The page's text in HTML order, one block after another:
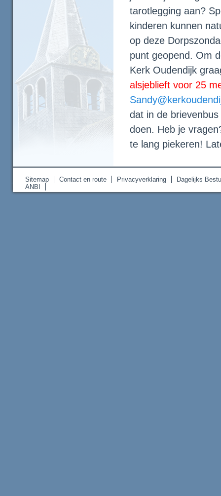
tarotlegging aan?
kinderen kunnen
op deze
punt geopend. Om
Kerk Oudendijk
alsjeblieft voor 25
dat in de
doen. Heb je
te lang piekeren!
Sitemap Contact en route Privacyverklaring
Dagelijks
ANBI